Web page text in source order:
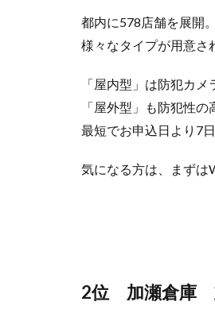
都内に578店舗を展開
様々なタイプが用意さ
「屋内型」は防犯カメ
「屋外型」も防犯性の
最短でお申込日より7
気になる方は、まずは
2位 加瀬倉庫